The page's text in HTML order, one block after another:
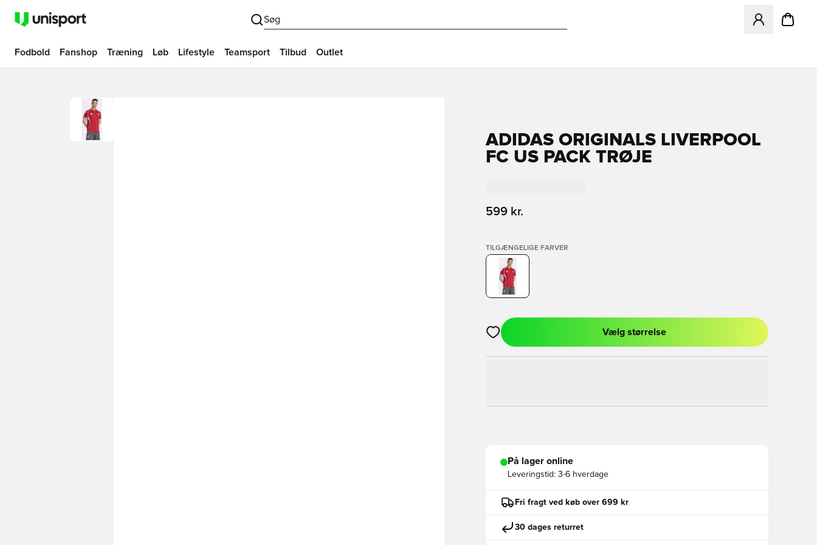
Søg
Åbner en
Fodbold Fanshop Træning Løb Lifestyle Teamsport Tilbud Outlet
ADIDAS ORIGINALS LIVERPOOL
FC US PACK TRØJE
599 kr.
TILGÆNGELIGE FARVER
Åbner en Modal til at logge ind eller tilmelde dig som medlem
Vælg størrelse
På lager online
Leveringstid: 3-6 hverdage
Fri fragt ved køb over 699 kr
30 dages returret